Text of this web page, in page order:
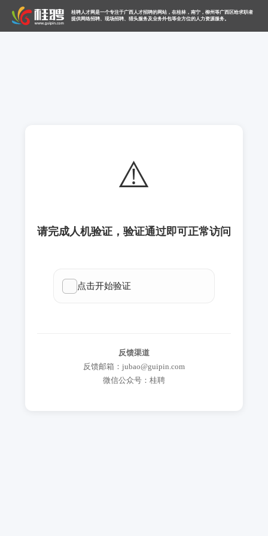
桂聘人才网是一个专注于广西人才招聘的网站，在桂林，南宁，柳州等广西区给求职者
提供网络招聘、现场招聘、猎头服务及业务外包等全方位的人力资源服务。
⚠️
请完成人机验证，验证通过即可正常访问
反馈渠道
反馈邮箱：jubao@guipin.com
微信公众号：桂聘